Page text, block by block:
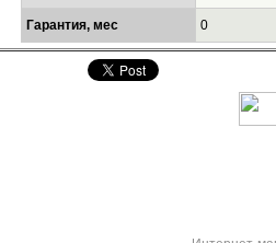
Гарантия, мес 0